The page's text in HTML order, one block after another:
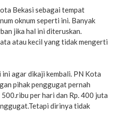
Bekasi sebagai tempat
oknum seperti ini. Banyak
jika hal ini diteruskan.
atau kecil yang tidak mengerti
agar dikaji kembali. PN Kota
pihak penggugat pernah
per hari dan Rp. 400 juta
dirinya tidak